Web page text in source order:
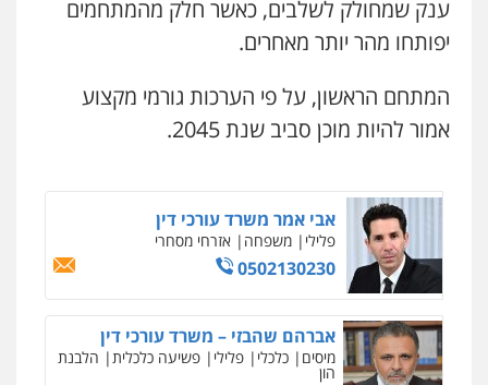
ענק שמחולק לשלבים, כאשר חלק מהמתחמים
יפותחו מהר יותר מאחרים.
המתחם הראשון, על פי הערכות גורמי מקצוע
אמור להיות מוכן סביב שנת 2045.
0507061374
מצגר ושות', חברת עורכי דין
נדל"ן / עסקים משפחה תעבורה כלכלי
הוצאה לפועל
0545402829
אבי אמר משרד עורכי דין
פלילי משפחה אזרחי מסחרי
0502130230
אברהם שהבזי – משרד עורכי דין
מיסים כלכלי פלילי פשיעה כלכלית הלבנת
הון
0504578527